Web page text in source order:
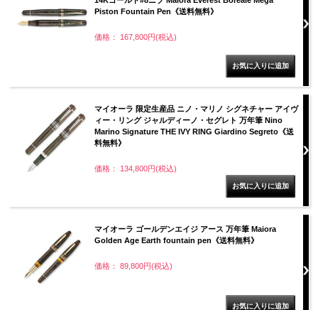
Piston Fountain Pen《送料無料》
価格： 167,800円(税込)
マイオーラ 限定生産品 ニノ・マリノ シグネチャー アイヴ
ィー・リング ジャルディーノ・セグレト 万年筆 Nino
Marino Signature THE IVY RING Giardino Segreto《送
料無料》
価格： 134,800円(税込)
マイオーラ ゴールデンエイジ アース 万年筆 Maiora
Golden Age Earth fountain pen《送料無料》
価格： 89,800円(税込)